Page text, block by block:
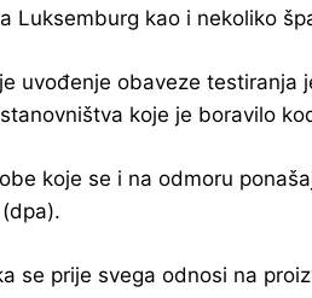
Luksemburg kao i nekoliko
uvođenje obaveze
koje je boravilo
koje se i na odmoru
se prije svega odnosi na